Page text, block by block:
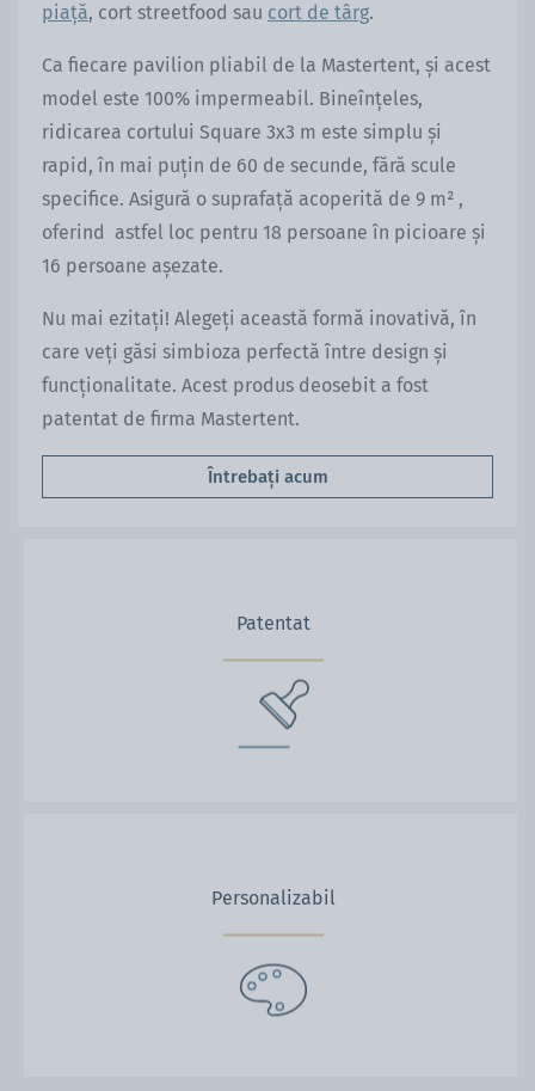
piață, cort streetfood sau cort de târg.
Ca fiecare pavilion pliabil de la Mastertent, și acest
model este 100% impermeabil. Bineînțeles,
ridicarea cortului Square 3x3 m este simplu și
rapid, în mai puțin de 60 de secunde, fără scule
specifice. Asigură o suprafață acoperită de 9 m² ,
oferind astfel loc pentru 18 persoane în picioare și
16 persoane așezate.
Nu mai ezitați! Alegeți această formă inovativă, în
care veți găsi simbioza perfectă între design și
funcționalitate. Acest produs deosebit a fost
patentat de firma Mastertent.
Întrebați acum
Patentat
Personalizabil